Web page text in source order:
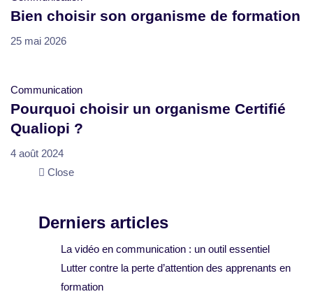
Bien choisir son organisme de formation
25 mai 2026
Communication
Pourquoi choisir un organisme Certifié
Qualiopi ?
4 août 2024
Close
Derniers articles
La vidéo en communication : un outil essentiel
Lutter contre la perte d’attention des apprenants en
formation